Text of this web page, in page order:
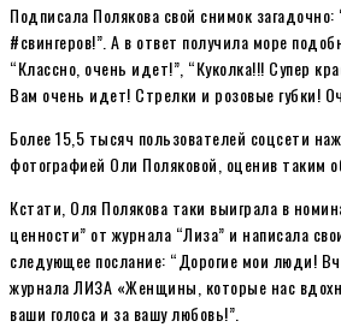
Подписала Полякова свой снимок
#свингеров!”. А в ответ получила море
“Классно, очень идет!”, “Куколка!!! Супер
Вам очень идет! Стрелки и розовые губки!
Более 15,5 тысяч пользователей соцсети
фотографией Оли Поляковой, оценив таким
Кстати, Оля Полякова таки выиграла в
ценности” от журнала “Лиза” и написала
следующее послание: “Дорогие мои люди!
журнала ЛИЗА «Женщины, которые нас
ваши голоса и за вашу любовь!”.